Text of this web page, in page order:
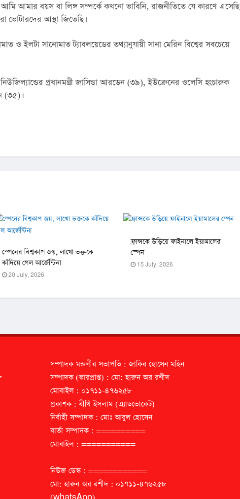
আমার বয়স বা লিঙ্গ সম্পর্কে কখনো ভাবিনি, রাজনীতিতে যে কারণে এসেছি
আস্থা জিতেছি।
ও ইলটা সানোমাত ট্যাবলয়েডের তথ্যানুযায়ী সানা মেরিন বিশ্বের সবচেয়ে
প্রধানমন্ত্রী জাসিন্ডা আরডেন (৩৯), ইউক্রেনের ওলেসি হংচারুক
(৩৫)।
স্পেনের বিশ্বকাপ জয়, লাখো ভক্তকে
কাঁদিয়ে গেল আর্জেন্টিনা
20 July, 2026
ফ্রান্সকে উড়িয়ে ফাইনালে ইয়ামালের
স্পেন
15 July, 2026
সম্পাদক মন্ডলীর সভাপতি : জাকির হোসেন মহিন
সম্পাদক (ভারপ্রাপ্ত) : মো: হারুন অর রশীদ
মোবাইল : ০১৭১১-৪৭৬২৫৮
প্রকাশক : বীথি ইসলাম (এ্যাডভোকেট)
নির্বাহী সম্পাদক : মোঃ আবুল হোসেন
বার্তা সম্পাদক : ==========
মোবাইল : ===========
নিউজ ডেস্ক : ============
মো: হারুন অর রশীদ : ০১৭১১-৪৭৬২৫৮